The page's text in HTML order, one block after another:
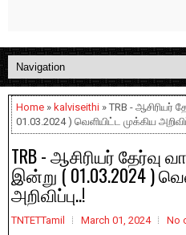
Home » kalviseithi » TRB - ஆசிரியர்
01.03.2024 ) வெளியிட்ட முக்கிய
TRB - ஆசிரியர் தேர்வு
இன்று ( 01.03.2024 )
அறிவிப்பு..!
TNTETTamil March 01, 2024 No